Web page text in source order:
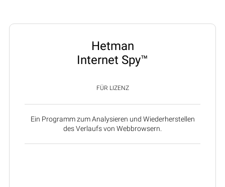
Hetman
Internet Spy™
FÜR LIZENZ
Ein Programm zum Analysieren und Wiederherstellen
des Verlaufs von Webbrowsern.